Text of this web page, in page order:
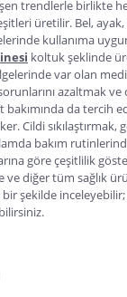
trendlerle birlikte
üretilir. Bel,
kullanıma
koltuk şeklinde
var olan
azaltmak
bakımında da tercih
Cildi sıkılaştırmak,
bakım
göre çeşitlilik
ve diğer tüm sağlık
şekilde inceleyebilir;